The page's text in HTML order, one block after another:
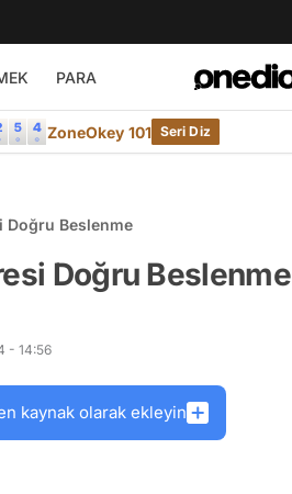
PARA
ZoneOkey 101 Seri Diz
Doğru Beslenme
Doğru Beslenme
- 14:56
kaynak olarak ekleyin